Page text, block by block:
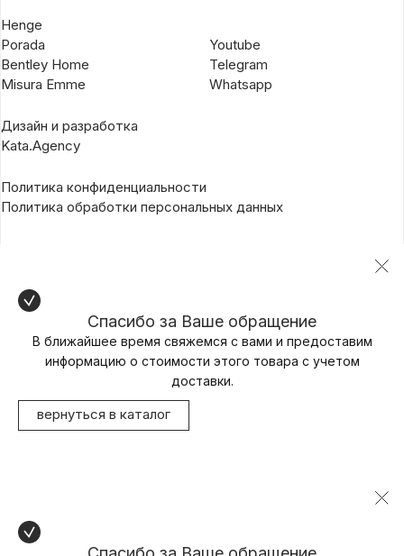
Henge
Porada
Bentley Home
Misura Emme
Youtube
Telegram
Whatsapp
Дизайн и разработка
Kata.Agency
Политика конфиденциальности
Политика обработки персональных данных
Спасибо за Ваше обращение
В ближайшее время свяжемся с вами и предоставим
информацию о стоимости этого товара с учетом
доставки.
вернуться в каталог